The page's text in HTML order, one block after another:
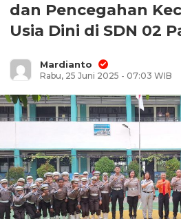
dan Pencegahan
Usia Dini di SDN 02
Mardianto
Rabu, 25 Juni 2025 - 07:03 WIB